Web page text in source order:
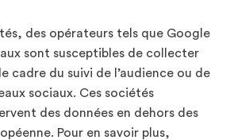
des opérateurs tels que Google
sont susceptibles de collecter
cadre du suivi de l’audience ou de
sociaux. Ces sociétés
des données en dehors des
Pour en savoir plus,